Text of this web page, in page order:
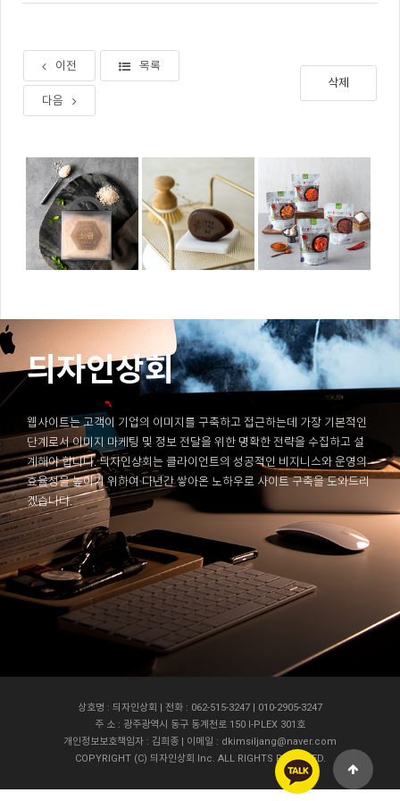
이전 목록
다음
삭제
듸자인상회
웹사이트는 고객이 기업의 이미지를 구축하고 접근하는데 가장 기본적인
단계로서 이미지 마케팅 및 정보 전달을 위한 명확한 전략을 수집하고 설
계해야 합니다. 듸자인상회는 클라이언트의 성공적인 비지니스와 운영의
효율성을 높이기 위하여 다년간 쌓아온 노하우로 사이트 구축을 도와드리
겠습니다.
상호명 : 듸자인상회 | 전화 : 062-515-3247 | 010-2905-3247
주 소 : 광주광역시 동구 동계천로 150 I-PLEX 301호
개인정보보호책임자 : 김희종 | 이메일 : dkimsiljang@naver.com
COPYRIGHT (C) 듸자인상회 Inc. ALL RIGHTS RESERVED.